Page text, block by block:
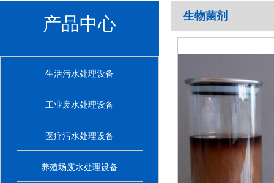
产品中心
生活污水处理设备
工业废水处理设备
医疗污水处理设备
养殖场废水处理设备
生物菌剂